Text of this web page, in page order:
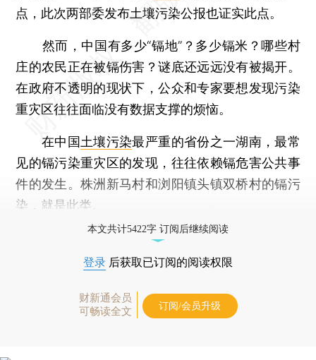
点，此次两部委发布土壤污染公报也证实此点。
然而，中国有多少“镉地”？多少镉米？哪些村
庄的农民正在被镉伤害？谜底还远远没有被揭开。
在政府不透明的现状下，公众和专家要想发现污染
重灾区往往面临没有数据支撑的烦恼。
在中国 土壤污染最严重的省份之一湖南，最常
见的镉污染重灾区的发现，往往依赖镉危害公共事
件的发生。株洲新马村和浏阳镇头镇双桥村的镉污
染，就是此类。
本文共计5422字 订阅后继续阅读
登录 后获取已订阅的阅读权限
财新通会员
可畅读全文
订阅/会员升级